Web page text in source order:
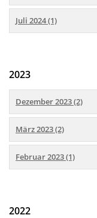
Juli 2024 (1)
2023
Dezember 2023 (2)
März 2023 (2)
Februar 2023 (1)
2022